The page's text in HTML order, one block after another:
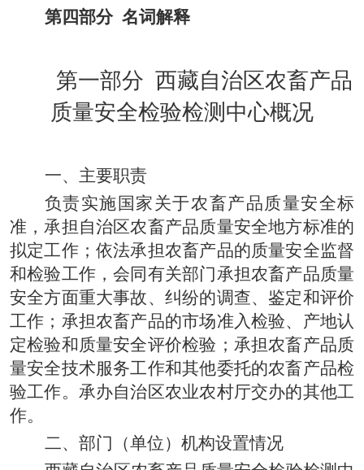
第四部分 名词解释
第一部分 西藏自治区农畜产品
质量安全检验检测 中心概况
一、主要职责
负责实施国家关于农畜产品质量安全标
准，承担自治区农畜产品质量安全地方标准的
拟定工作；依法承担农畜产品的质量安全监督
和检验工作，会同有关部门承担农畜产品质量
安全方面重大事故、纠纷的调查、鉴定和评价
工作；承担农畜产品的市场准入检验、产地认
定检验和质量安全评价检验；承担农畜产品质
量安全技术服务工作和其他委托的农畜产品检
验工作。承办自治区农业农村厅交办的其他工
作。
二、部门（单位）机构设置情况